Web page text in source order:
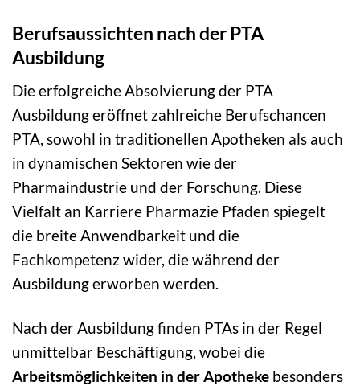
Berufsaussichten nach der PTA
Ausbildung
Die erfolgreiche Absolvierung der PTA
Ausbildung eröffnet zahlreiche Berufschancen
PTA, sowohl in traditionellen Apotheken als auch
in dynamischen Sektoren wie der
Pharmaindustrie und der Forschung. Diese
Vielfalt an Karriere Pharmazie Pfaden spiegelt
die breite Anwendbarkeit und die
Fachkompetenz wider, die während der
Ausbildung erworben werden.
Nach der Ausbildung finden PTAs in der Regel
unmittelbar Beschäftigung, wobei die
Arbeitsmöglichkeiten in der Apotheke besonders